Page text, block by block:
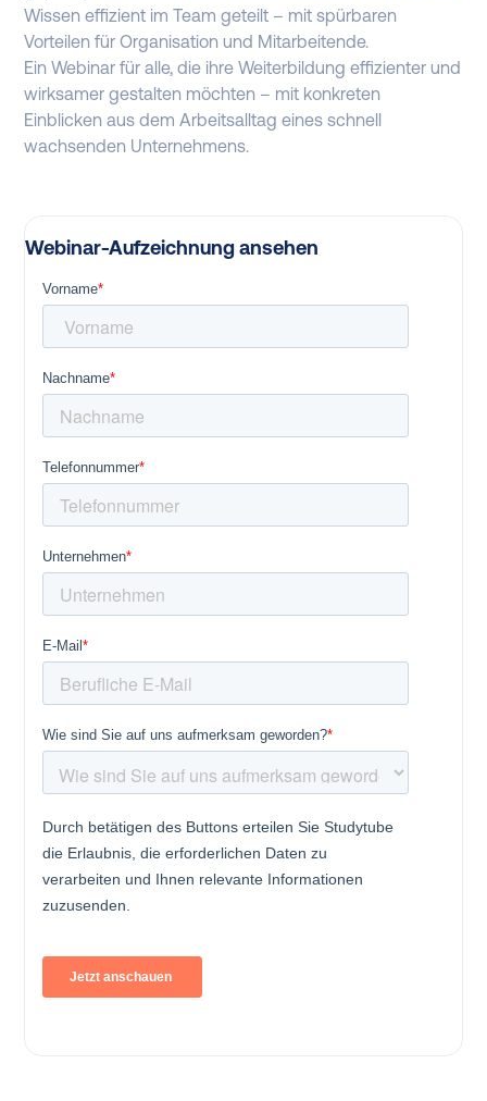
Wissen effizient im Team geteilt – mit spürbaren
Vorteilen für Organisation und Mitarbeitende.
Ein Webinar für alle, die ihre Weiterbildung effizienter und
wirksamer gestalten möchten – mit konkreten
Einblicken aus dem Arbeitsalltag eines schnell
wachsenden Unternehmens.
Webinar-Aufzeichnung ansehen